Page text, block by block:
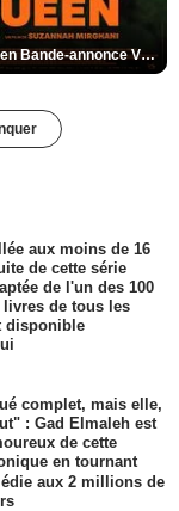
Cotton Queen Bande-annonce VO STFR
aux moins de 16
de cette série
de l'un des 100
de tous les
disponible
complet, mais elle,
: Gad Elmaleh est
de cette
en tournant
aux 2 millions de